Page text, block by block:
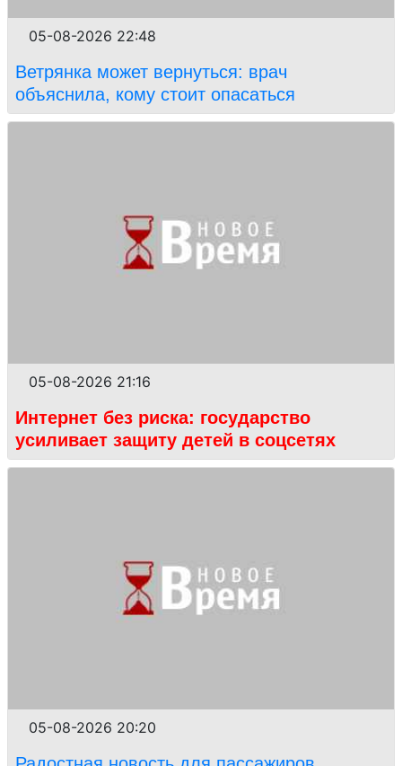
05-08-2026 22:48
Ветрянка может вернуться: врач
объяснила, кому стоит опасаться
05-08-2026 21:16
Интернет без риска: государство
усиливает защиту детей в соцсетях
05-08-2026 20:20